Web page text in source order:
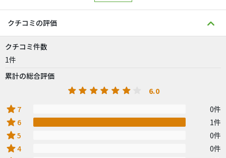
クチコミの評価
クチコミ件数
1件
累計の総合評価
6.0
star 7 0件
star 6 1件
star5 0件
star4 0件